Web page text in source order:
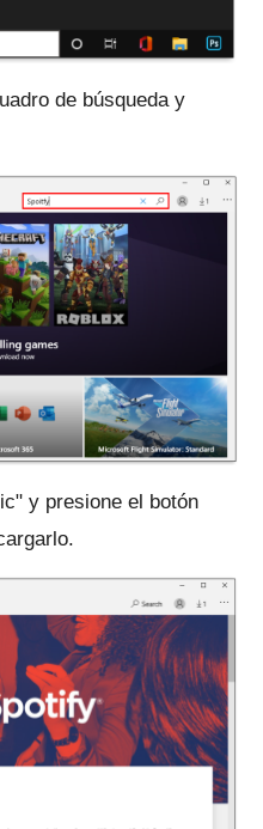
de búsqueda y
y presione el botón